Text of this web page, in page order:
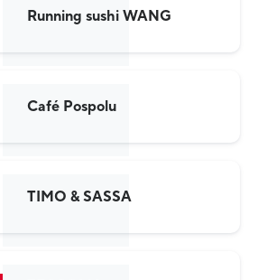
Running sushi WANG
Café Pospolu
TIMO & SASSA